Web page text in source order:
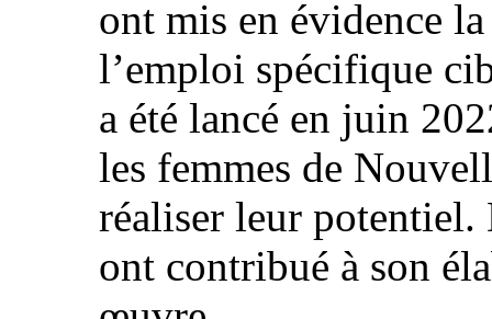
ont mis en évidence
l’emploi spécifique
a été lancé en juin
les femmes de
réaliser leur potentiel.
ont contribué à son